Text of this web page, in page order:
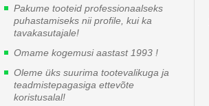
Pakume tooteid professionaalseks
puhastamiseks nii profile, kui ka
tavakasutajale!
Omame kogemusi aastast 1993 !
Oleme üks suurima tootevalikuga ja
teadmistepagasiga ettevõte
koristusalal!